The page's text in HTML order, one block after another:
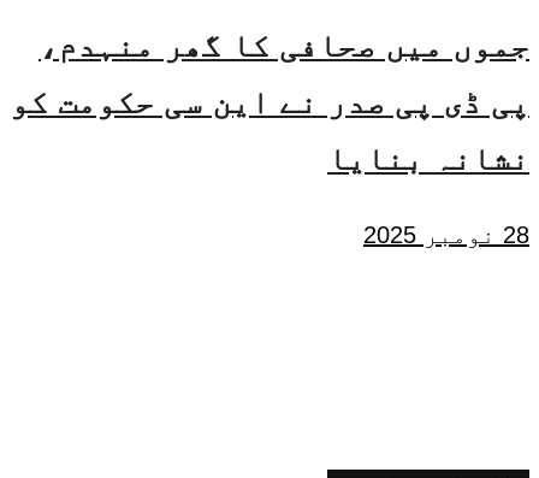
جموں میں صحافی کا گھر منہدم،
پی ڈی پی صدر نے این سی حکومت کو
نشانہ بنایا
28 نومبر 2025